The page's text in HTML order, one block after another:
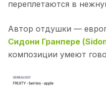
переплетаются в
Автор отдушки —
Сидони Гранпере
композиции умеют